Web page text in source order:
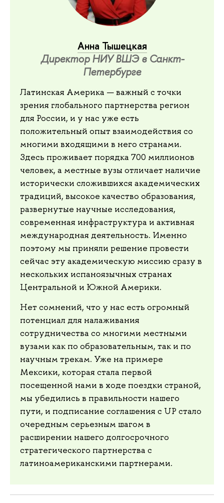
Анна Тышецкая
Директор НИУ ВШЭ в Санкт-
Петербурге
Латинская Америка — важный с точки
зрения глобального партнерства регион
для России, и у нас уже есть
положительный опыт взаимодействия со
многими входящими в него странами.
Здесь проживает порядка 700 миллионов
человек, а местные вузы отличает наличие
исторически сложившихся академических
традиций, высокое качество образования,
развернутые научные исследования,
современная инфраструктура и активная
международная деятельность. Именно
поэтому мы приняли решение провести
сейчас эту академическую миссию сразу в
нескольких испаноязычных странах
Центральной и Южной Америки.
Нет сомнений, что у нас есть огромный
потенциал для налаживания
сотрудничества со многими местными
вузами как по образовательным, так и по
научным трекам. Уже на примере
Мексики, которая стала первой
посещенной нами в ходе поездки страной,
мы убедились в правильности нашего
пути, и подписание соглашения с UP стало
очередным серьезным шагом в
расширении нашего долгосрочного
стратегического партнерства с
латиноамериканскими партнерами.